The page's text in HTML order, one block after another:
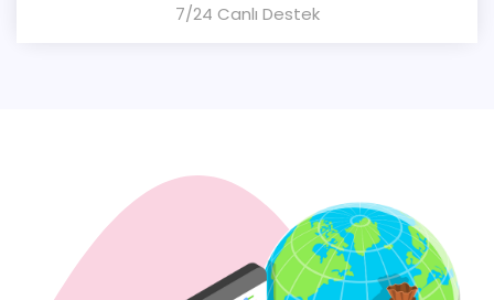
7/24 Canlı Destek